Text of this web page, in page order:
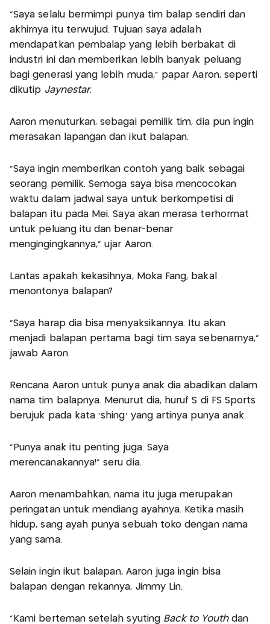
“Saya selalu bermimpi punya tim balap sendiri dan
akhirnya itu terwujud. Tujuan saya adalah
mendapatkan pembalap yang lebih berbakat di
industri ini dan memberikan lebih banyak peluang
bagi generasi yang lebih muda,” papar Aaron, seperti
dikutip Jaynestar.
Aaron menuturkan, sebagai pemilik tim, dia pun ingin
merasakan lapangan dan ikut balapan.
“Saya ingin memberikan contoh yang baik sebagai
seorang pemilik. Semoga saya bisa mencocokan
waktu dalam jadwal saya untuk berkompetisi di
balapan itu pada Mei. Saya akan merasa terhormat
untuk peluang itu dan benar-benar
mengingingkannya,” ujar Aaron.
Lantas apakah kekasihnya, Moka Fang, bakal
menontonya balapan?
“Saya harap dia bisa menyaksikannya. Itu akan
menjadi balapan pertama bagi tim saya sebenarnya,”
jawab Aaron.
Rencana Aaron untuk punya anak dia abadikan dalam
nama tim balapnya. Menurut dia, huruf S di FS Sports
berujuk pada kata ‘shing’ yang artinya punya anak.
“Punya anak itu penting juga. Saya
merencanakannya!” seru dia.
Aaron menambahkan, nama itu juga merupakan
peringatan untuk mendiang ayahnya. Ketika masih
hidup, sang ayah punya sebuah toko dengan nama
yang sama.
Selain ingin ikut balapan, Aaron juga ingin bisa
balapan dengan rekannya, Jimmy Lin.
“Kami berteman setelah syuting Back to Youthdan